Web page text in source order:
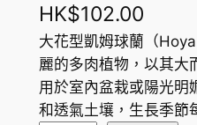
HK$102.00
大花型凱姆球蘭（
麗的多肉植物，以其大
用於室內盆栽或陽光明
和透氣土壤，生長季節